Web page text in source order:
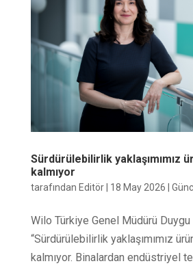
Sürdürülebilirlik yaklaşımımız
kalmıyor
tarafından Editör| 18 May 2026
Wilo Türkiye Genel Müdürü Duygu
“Sürdürülebilirlik yaklaşımımız
kalmıyor. Binalardan endüstriyel